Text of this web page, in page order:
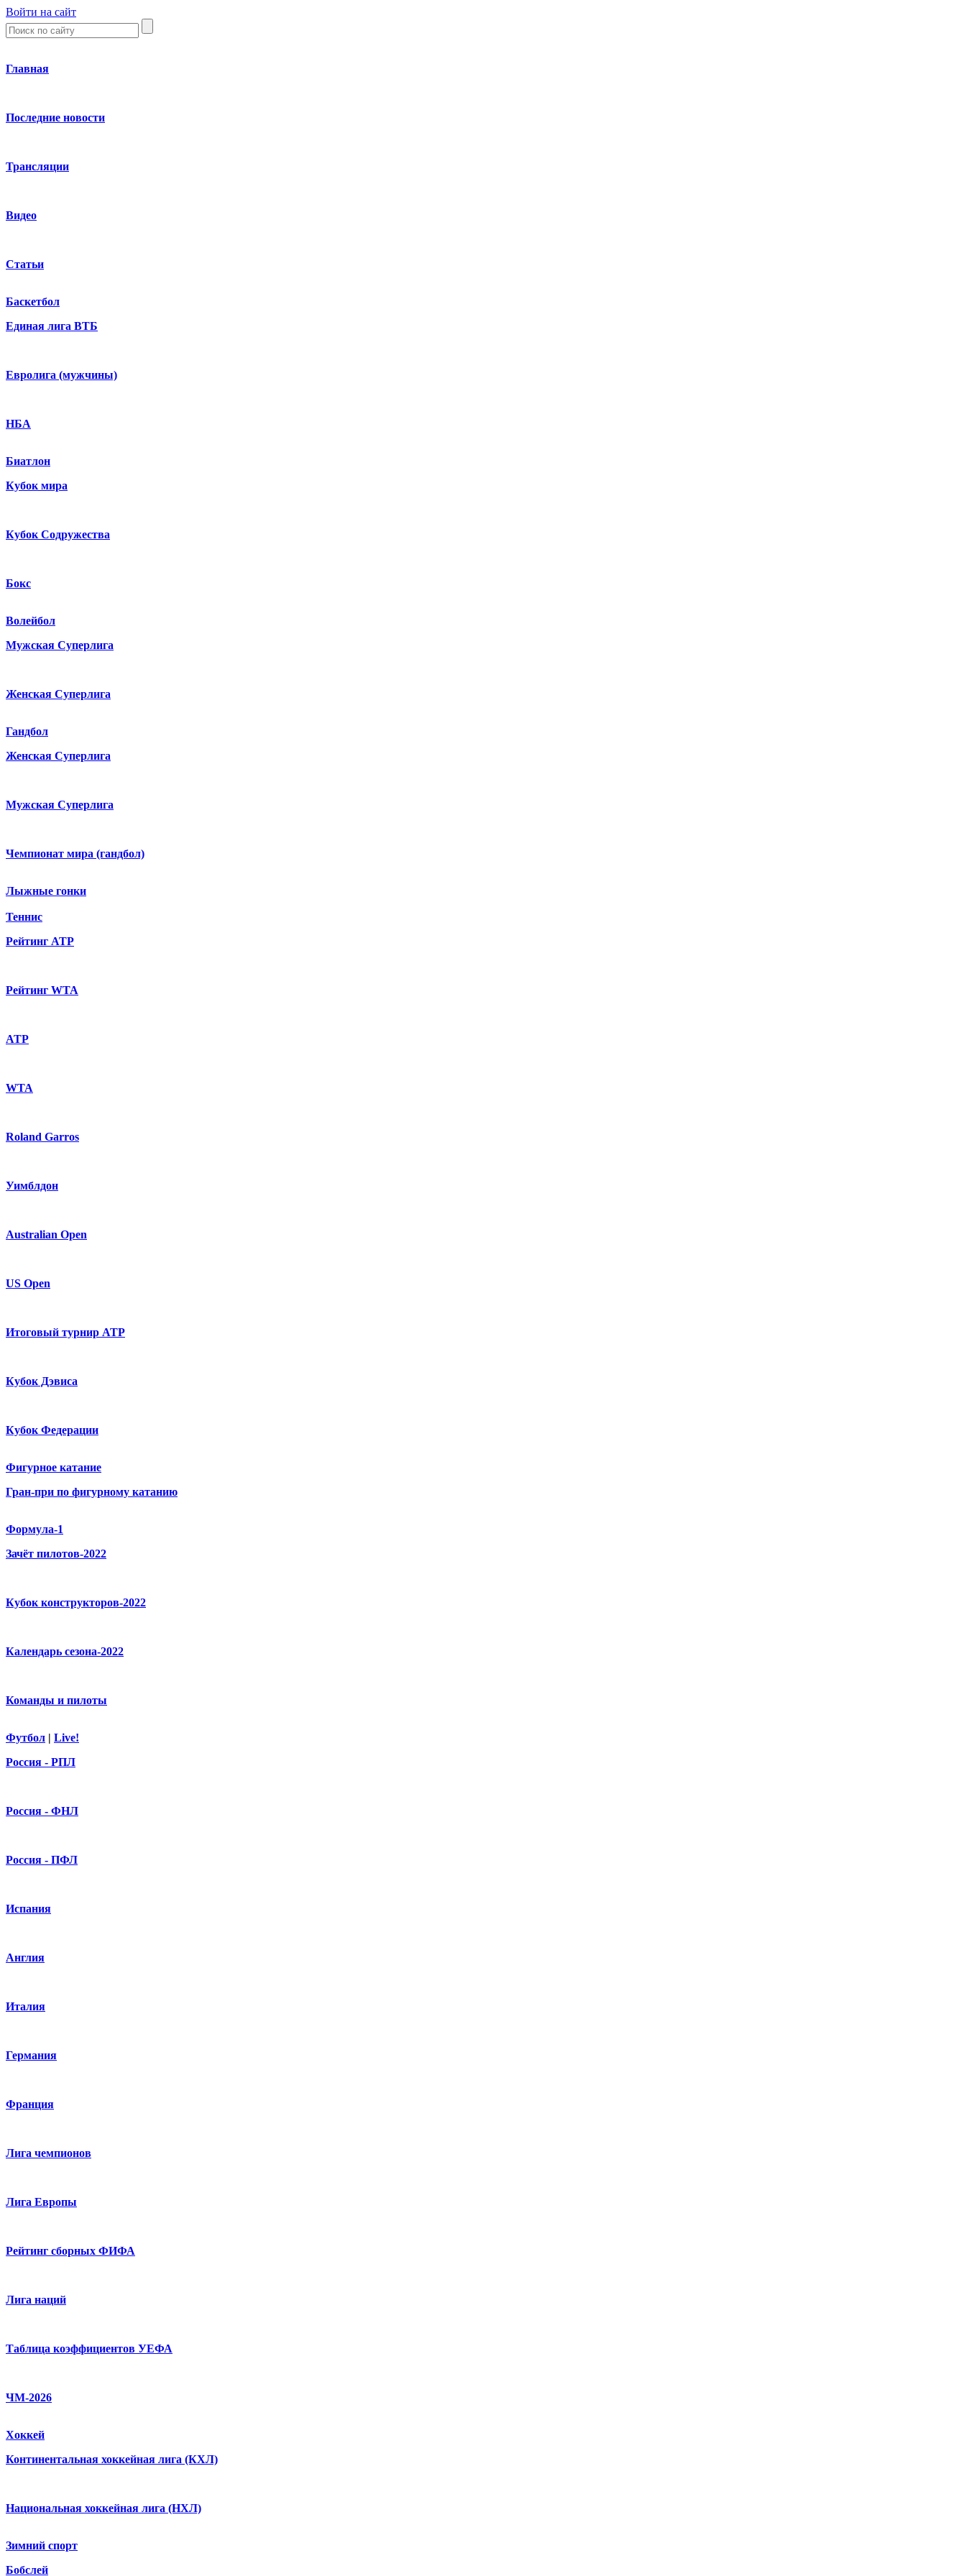
Войти на сайт
Главная
Последние новости
Трансляции
Видео
Статьи
Баскетбол
Единая лига ВТБ
Евролига (мужчины)
НБА
Биатлон
Кубок мира
Кубок Содружества
Бокс
Волейбол
Мужская Суперлига
Женская Суперлига
Гандбол
Женская Суперлига
Мужская Суперлига
Чемпионат мира (гандбол)
Лыжные гонки
Теннис
Рейтинг ATP
Рейтинг WTA
ATP
WTA
Roland Garros
Уимблдон
Australian Open
US Open
Итоговый турнир ATP
Кубок Дэвиса
Кубок Федерации
Фигурное катание
Гран-при по фигурному катанию
Формула-1
Зачёт пилотов-2022
Кубок конструкторов-2022
Календарь сезона-2022
Команды и пилоты
Футбол | Live!
Россия - РПЛ
Россия - ФНЛ
Россия - ПФЛ
Испания
Англия
Италия
Германия
Франция
Лига чемпионов
Лига Европы
Рейтинг сборных ФИФА
Лига наций
Таблица коэффициентов УЕФА
ЧМ-2026
Хоккей
Континентальная хоккейная лига (КХЛ)
Национальная хоккейная лига (НХЛ)
Зимний спорт
Бобслей